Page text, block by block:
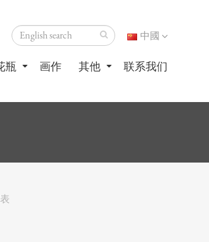
中國
瓶 画作 其他 联系我们